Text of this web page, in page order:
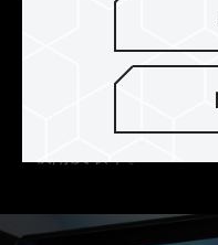
贴心角度 免
支架下方特别预留折
时，避免因强力磁铁